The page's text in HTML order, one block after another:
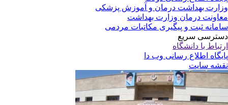
بهداشت درمان و آموزش پزشکی
درمان وزارت بهداشت
ثبت و پیگیری مکاتبات مردمی
سریع
با دانشگاه
اطلاع رسانی وب دا
سایت